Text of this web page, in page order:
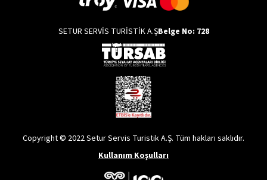
SETUR SERVİS TURİSTİK A.ŞBelge No: 728
Copyright © 2022 Setur Servis Turistik A.Ş. Tüm hakları saklıdır.
Kullanım Koşulları